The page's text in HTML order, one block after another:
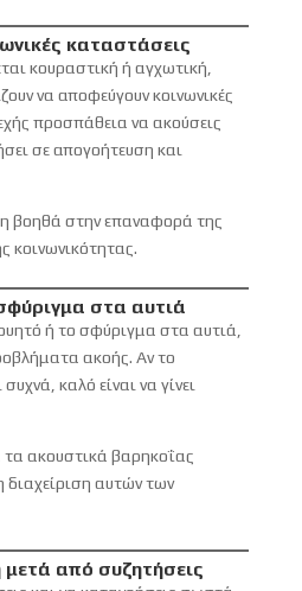
καταστάσεις
κουραστική ή αγχωτική,
να αποφεύγουν κοινωνικές
προσπάθεια να ακούσεις
σε απογοήτευση και
βοηθά στην επαναφορά της
κοινωνικότητας.
στα αυτιά
ή το σφύριγμα στα αυτιά,
ακοής. Αν το
καλό είναι να γίνει
τα ακουστικά βαρηκοΐας
αυτών των
από συζητήσεις